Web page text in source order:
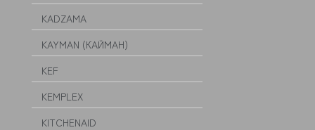
KADZAMA
KAYMAN (КАЙМАН)
KEF
KEMPLEX
KITCHENAID